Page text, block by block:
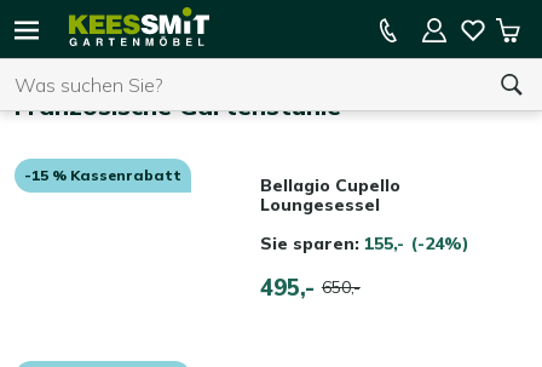
Sie haben keine Artikel in Ihrem Warenkorb.
15 % Kassenrabatt auf die gesamte Kollektion
Französische Gartenstühle
-15 % Kassenrabatt
Bellagio Cupello
Loungesessel
Sie sparen: 155,- (-24%)
495,- 650,-